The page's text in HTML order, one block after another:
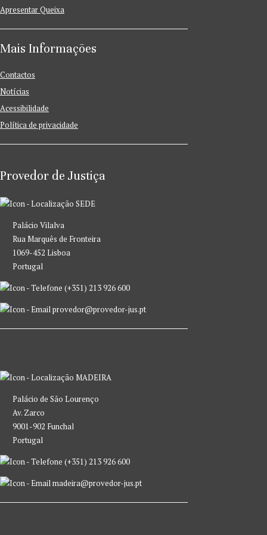
Apresentar Queixa
Mais Informações
Contactos
Notícias
Acessibilidade
Política de privacidade
Provedor de Justiça
SEDE
Palácio Vilalva
Rua Marquês de Fronteira
1069-452 Lisboa
Portugal
(+351) 213 926 600
provedor@provedor-jus.pt
MADEIRA
Palácio de São Lourenço
Av. Zarco
9001-902 Funchal
Portugal
(+351) 213 926 600
madeira@provedor-jus.pt